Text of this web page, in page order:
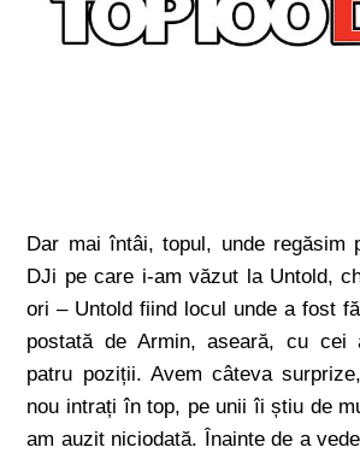
Dar mai întâi, topul, unde regăsim
DJi pe care i-am văzut la Untold,
ori – Untold fiind locul unde a fost
postată de Armin, aseară, cu cei
patru poziții. Avem câteva
nou intrați în top, pe unii îi știu de
am auzit niciodată. Înainte de a